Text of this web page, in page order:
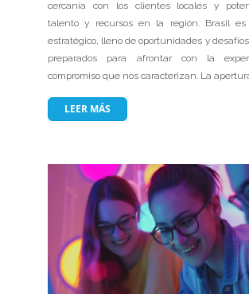
cercanía con los clientes locales y
talento y recursos en la región. Brasil
estratégico, lleno de oportunidades y
preparados para afrontar con la
compromiso que nos caracterizan. La
LEER MÁS